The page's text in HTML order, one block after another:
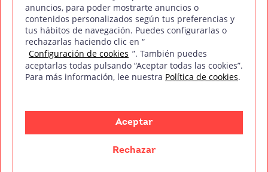
Síguenos en Redes Sociales
mm 2026
Política de privacidad Política de cookies
Aviso legal
anuncios, para poder mostrarte anuncios o
contenidos personalizados según tus preferencias y
tus hábitos de navegación. Puedes configurarlas o
rechazarlas haciendo clic en “
Configuración de cookies ”. También puedes
aceptarlas todas pulsando “Aceptar todas las cookies”.
Para más información, lee nuestra Política de cookies.
Aceptar
Rechazar